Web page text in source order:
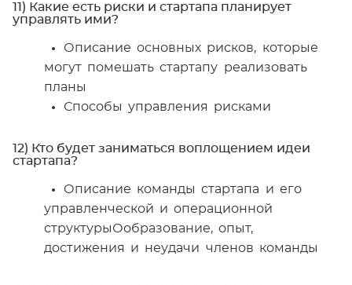
11) Какие есть риски и стартапа планирует
управлять ими?
Описание основных рисков, которые
могут помешать стартапу реализовать
планы
Способы управления рисками
12) Кто будет заниматься воплощением идеи
стартапа?
Описание команды стартапа и его
управленческой и операционной
структурыОобразование, опыт,
достижения и неудачи членов команды